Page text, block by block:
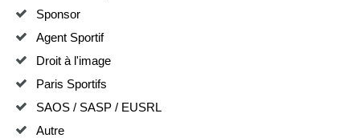
Sponsor
Agent Sportif
Droit à l'image
Paris Sportifs
SAOS / SASP / EUSRL
Autre